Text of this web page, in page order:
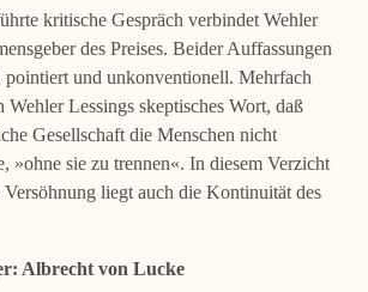
kritische Gespräch verbindet Wehler
des Preises. Beider Auffassungen
und unkonventionell. Mehrfach
Lessings skeptisches Wort, daß
Gesellschaft die Menschen nicht
»ohne sie zu trennen«. In diesem Verzicht
liegt auch die Kontinuität des
Albrecht von Lucke